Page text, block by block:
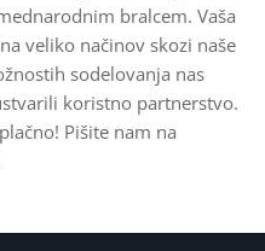
bralcem. Vaša
veliko načinov skozi naše
sodelovanja nas
koristno partnerstvo.
Pišite nam na